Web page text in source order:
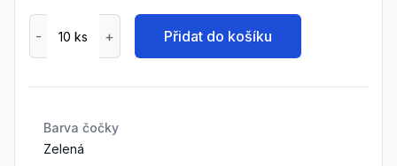
Přidat do košíku
Barva čočky
Zelená